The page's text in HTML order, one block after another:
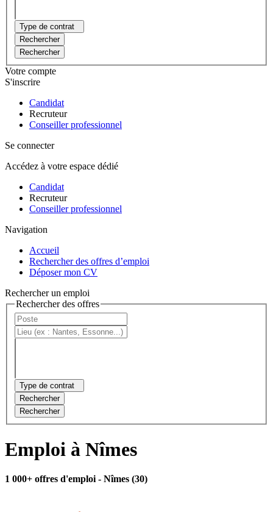
Type de contrat
Rechercher
Rechercher
Votre compte
S'inscrire
Candidat
Recruteur
Conseiller professionnel
Se connecter
Accédez à votre espace dédié
Candidat
Recruteur
Conseiller professionnel
Navigation
Accueil
Rechercher des offres d’emploi
Déposer mon CV
Rechercher un emploi
Rechercher des offres
Type de contrat
Rechercher
Rechercher
Emploi à Nîmes
1 000+ offres d'emploi - Nîmes (30)